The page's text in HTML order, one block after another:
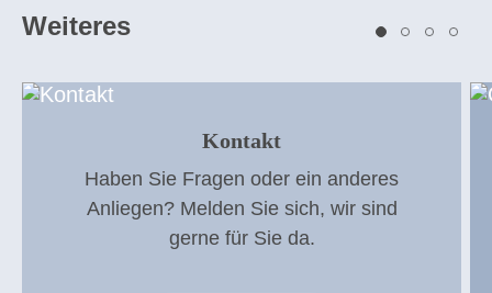
Weiteres
Kontakt
Haben Sie Fragen oder ein anderes
Anliegen? Melden Sie sich, wir sind
gerne für Sie da.